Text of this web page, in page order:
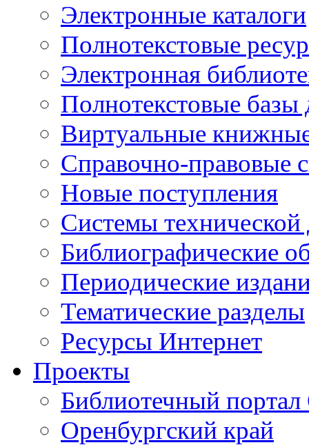
Электронные каталоги
Полнотекстовые
Электронная
Полнотекстовые
Виртуальные
Справочно-правовые
Новые поступления
Cистемы
Библиографические
Периодические
Тематические разделы
Ресурсы Интернет
Проекты
Библиотечный портал
Оренбургский край